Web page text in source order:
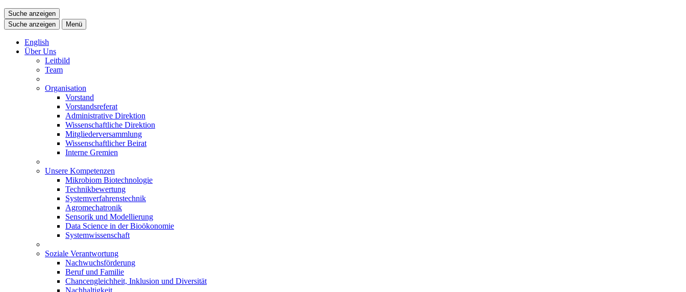
Suche anzeigen
Suche anzeigen
Menü
English
Über Uns
Leitbild
Team
Organisation
Vorstand
Vorstandsreferat
Administrative Direktion
Wissenschaftliche Direktion
Mitgliederversammlung
Wissenschaftlicher Beirat
Interne Gremien
Unsere Kompetenzen
Mikrobiom Biotechnologie
Technikbewertung
Systemverfahrenstechnik
Agromechatronik
Sensorik und Modellierung
Data Science in der Bioökonomie
Systemwissenschaft
Soziale Verantwortung
Nachwuchsförderung
Beruf und Familie
Chancengleichheit, Inklusion und Diversität
Nachhaltigkeit